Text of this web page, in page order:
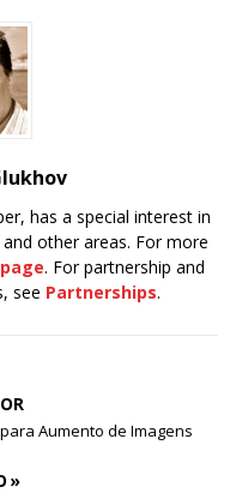
has a special interest in
other areas. For more
. For partnership and
see Partnerships.
Aumento de Imagens
»